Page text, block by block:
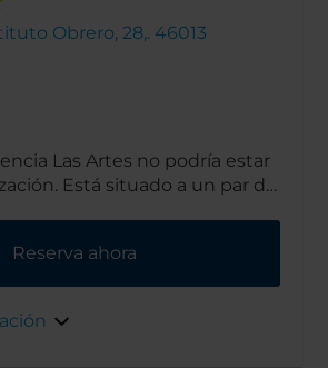
Obrero, 28,. 46013
Las Artes no podría estar
Está situado a un par de
autobuses fuera del hotel
al casco antiguo y también
Reserva ahora